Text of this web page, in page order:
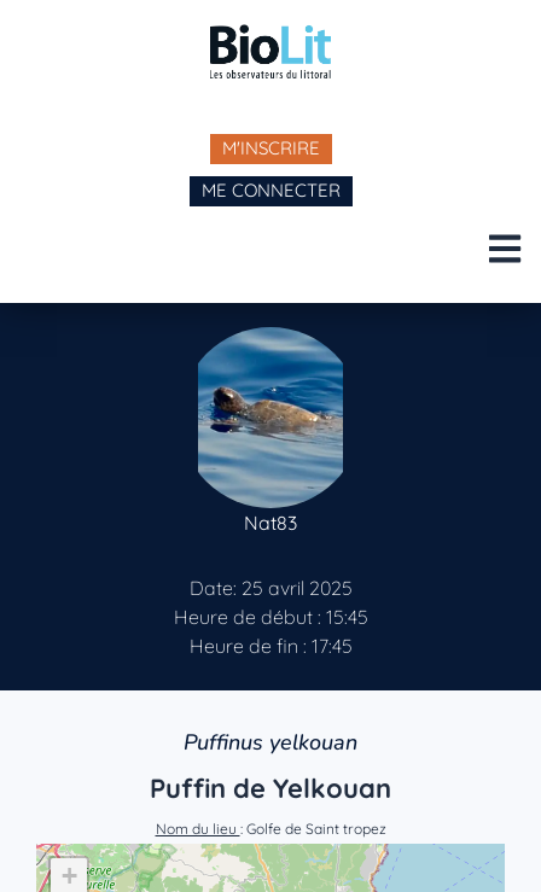
M'INSCRIRE
ME CONNECTER
Nat83
Date: 25 avril 2025
Heure de début : 15:45
Heure de fin : 17:45
Puffinus yelkouan
Puffin de Yelkouan
Nom du lieu : Golfe de Saint tropez
+